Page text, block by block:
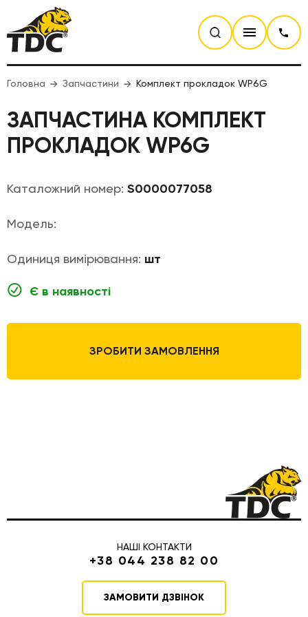
Головна Запчастини Комплект прокладок WP6G
ЗАПЧАСТИНА КОМПЛЕКТ
ПРОКЛАДОК WP6G
Каталожний номер: S0000077058
Модель:
Одиниця вимірювання: шт
Є в наявності
ЗРОБИТИ ЗАМОВЛЕННЯ
НАШІ КОНТАКТИ
+38 044 238 82 00
ЗАМОВИТИ ДЗВІНОК